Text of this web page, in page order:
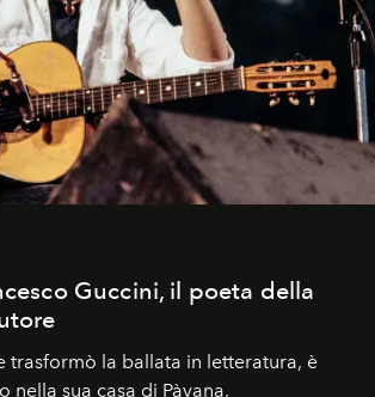
Guccini, il poeta della
trasformò la ballata in letteratura, è
nella sua casa di Pàvana,